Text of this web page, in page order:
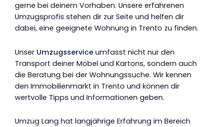
gerne bei deinem Vorhaben. Unsere erfahrenen
Umzugsprofis stehen dir zur Seite und helfen dir
dabei, eine geeignete Wohnung in Trento zu finden.
Unser Umzugsservice umfasst nicht nur den
Transport deiner Möbel und Kartons, sondern auch
die Beratung bei der Wohnungssuche. Wir kennen
den Immobilienmarkt in Trento und können dir
wertvolle Tipps und Informationen geben.
Umzug Lang hat langjährige Erfahrung im Bereich